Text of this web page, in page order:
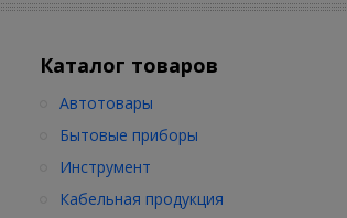
Каталог товаров
Автотовары
Бытовые приборы
Инструмент
Кабельная продукция